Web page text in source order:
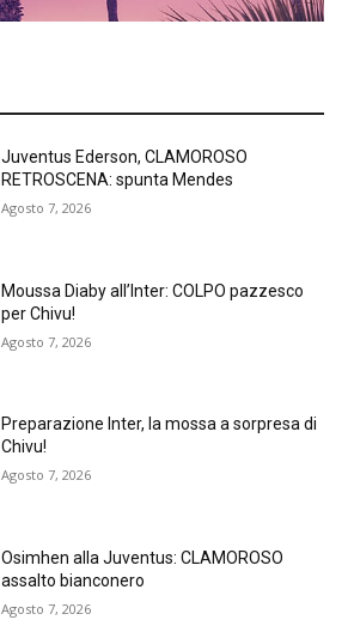
Juventus Ederson, CLAMOROSO
RETROSCENA: spunta Mendes
Agosto 7, 2026
Moussa Diaby all’Inter: COLPO pazzesco
per Chivu!
Agosto 7, 2026
Preparazione Inter, la mossa a sorpresa di
Chivu!
Agosto 7, 2026
Osimhen alla Juventus: CLAMOROSO
assalto bianconero
Agosto 7, 2026